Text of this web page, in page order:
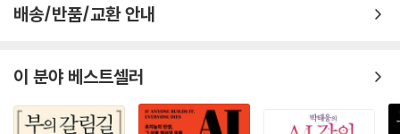
배송/반품/교환 안내
이 분야 베스트셀러